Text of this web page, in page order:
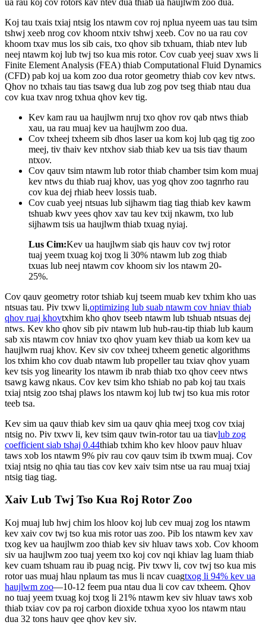
Koj tau txais txiaj ntsig los ntawm cov roj nplua nyeem uas tau tsim
tshwj xeeb nrog cov khoom ntxiv tshwj xeeb. Cov no ua rau cov
khoom txav mus los sib cais, txo qhov sib txhuam, thiab ntev lub
neej ntawm koj lub twj tso kua mis rotor. Cov cuab yeej suav xws li
Finite Element Analysis (FEA) thiab Computational Fluid Dynamics
(CFD) pab koj ua kom zoo dua rotor geometry thiab cov kev ntws.
Qhov no txhais tau tias tsawg dua lub zog pov tseg thiab ntau dua
cov kua txav nrog txhua qhov kev tig.
Kev kam rau ua haujlwm nruj txo qhov rov qab ntws thiab
xau, ua rau muaj kev ua haujlwm zoo dua.
Cov txheej txheem sib dhos laser ua kom koj lub qag tig zoo
meej, tiv thaiv kev ntxhov siab thiab kev ua tsis tiav thaum
ntxov.
Cov qauv tsim ntawm lub rotor thiab chamber tsim kom muaj
kev ntws du thiab ruaj khov, uas yog qhov zoo tagnrho rau
cov kua dej rhiab heev lossis tuab.
Cov cuab yeej ntsuas lub sijhawm tiag tiag thiab kev kawm
tshuab kwv yees qhov xav tau kev txij nkawm, txo lub
sijhawm tsis ua haujlwm thiab txuag nyiaj.
Lus Cim:Kev ua haujlwm siab qis hauv cov twj rotor
tuaj yeem txuag koj txog li 30% ntawm lub zog thiab
txuas lub neej ntawm cov khoom siv los ntawm 20-
25%.
Cov qauv geometry rotor tshiab kuj tseem muab kev txhim kho uas
ntsuas tau. Piv txwv li,optimizing lub suab ntawm cov hniav thiab
qhov ruaj khovtxhim kho qhov tseeb ntawm lub tshuab ntsuas dej
ntws. Kev kho qhov sib piv ntawm lub hub-rau-tip thiab lub kaum
sab xis ntawm cov hniav txo qhov yuam kev thiab ua kom kev ua
haujlwm ruaj khov. Kev siv cov txheej txheem genetic algorithms
los txhim kho cov duab ntawm lub propeller tau txiav qhov yuam
kev tsis yog linearity los ntawm ib nrab thiab txo qhov ceev ntws
tsawg kawg nkaus. Cov kev tsim kho tshiab no pab koj tau txais
txiaj ntsig zoo tshaj plaws los ntawm koj lub twj tso kua mis rotor
teeb tsa.
Kev sim ua qauv thiab kev sim ua qauv qhia meej txog cov txiaj
ntsig no. Piv txwv li, kev tsim qauv twin-rotor tau ua tiavlub zog
coefficient siab tshaj 0.44thiab txhim kho kev hloov pauv hluav
taws xob los ntawm 9% piv rau cov qauv tsim ib txwm muaj. Cov
txiaj ntsig no qhia tau tias cov kev xaiv tsim ntse ua rau muaj txiaj
ntsig tiag tiag.
Xaiv Lub Twj Tso Kua Roj Rotor Zoo
Koj muaj lub hwj chim los hloov koj lub cev muaj zog los ntawm
kev xaiv cov twj tso kua mis rotor uas zoo. Pib los ntawm kev xav
txog kev ua haujlwm zoo thiab kev siv hluav taws xob. Cov khoom
siv ua haujlwm zoo tuaj yeem txo koj cov nqi khiav lag luam thiab
kev cuam tshuam rau ib puag ncig. Piv txwv li, cov twj tso kua mis
rotor uas muaj hlau nplaum tas mus li ncav cuagtxog li 94% kev ua
haujlwm zoo—10-12 feem pua ​​ntau dua li cov cav txheem. Qhov
no tuaj yeem txuag koj txog li 21% ntawm kev siv hluav taws xob
thiab txiav cov pa roj carbon dioxide txhua xyoo los ntawm ntau
dua 32 tons hauv qee qhov kev siv.